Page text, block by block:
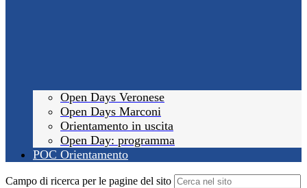
Open Days Veronese
Open Days Marconi
Orientamento in uscita
Open Day: programma
POC Orientamento
Campo di ricerca per le pagine del sito